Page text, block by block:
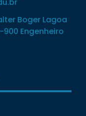
Boger Lagoa
900 Engenheiro